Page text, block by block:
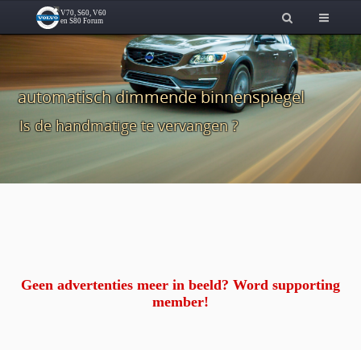
automatisch dimmende binnenspiegel
Is de handmatige te vervangen ?
Geen advertenties meer in beeld? Word supporting
member!